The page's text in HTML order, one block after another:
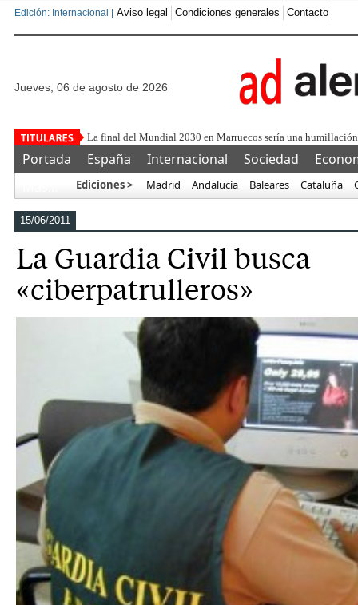
Edición: Internacional | Aviso legal Condiciones generales Contacto
jueves, 06 de agosto de 2026
El CBD gana pr
Portada España Internacional Sociedad
Ediciones > Madrid Andalucía Baleares Cataluña
15/06/2011
La Guardia Civil busca
«ciberpatrulleros»